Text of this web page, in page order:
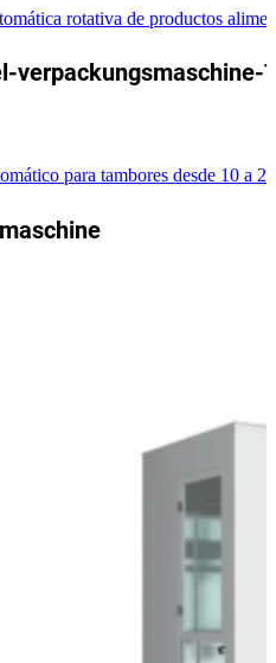
verpackungsmaschine-